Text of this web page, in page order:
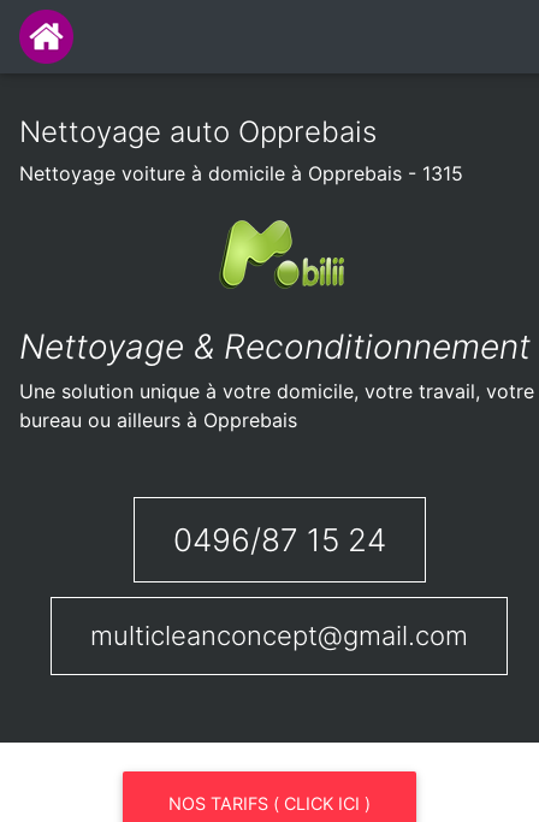
Nettoyage auto Opprebais
Nettoyage voiture à domicile à Opprebais - 1315
Nettoyage & Reconditionnement
Une solution unique à votre domicile, votre travail, votre
bureau ou ailleurs à Opprebais
0496/87 15 24
multicleanconcept@gmail.com
NOS TARIFS ( CLICK ICI )